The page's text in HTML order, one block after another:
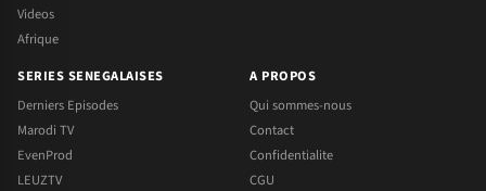
Videos
Afrique
SERIES SENEGALAISES
Derniers Episodes
Marodi TV
EvenProd
LEUZTV
A PROPOS
Qui sommes-nous
Contact
Confidentialite
CGU